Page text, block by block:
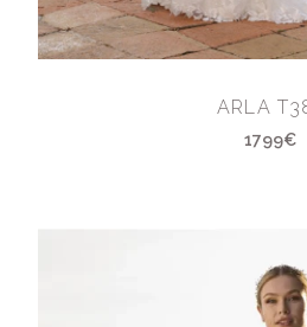
ARLA
1799€